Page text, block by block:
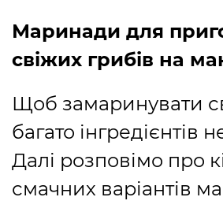
Маринади для
свіжих грибів на
Щоб замаринувати
багато інгредієнтів
Далі розповімо про
смачних варіантів